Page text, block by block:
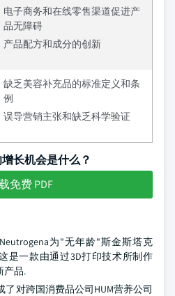
电子商务和在线零售渠道促进产
品无障碍
产品配方和成分的创新
缺乏美容补充品的标准定义和条
例
误导营销主张和缺乏科学验证
长机会是什么？
免费 PDF
为"无年龄"斯金斯塔克
这是一款由通过3D打印技术所制作
产品.
了对跨国消费品公司HUM营养公司